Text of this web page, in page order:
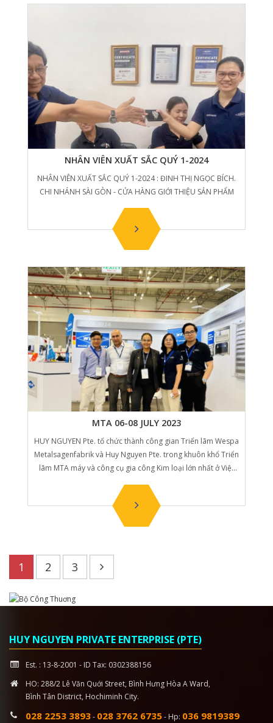
NHÂN VIÊN XUẤT SẮC QUÝ 1-2024
NHÂN VIÊN XUẤT SẮC QUÝ 1-2024 : ĐINH THỊ NGỌC BÍCH.
CHI NHÁNH SÀI GÒN - CỬA HÀNG GIỚI THIỆU SẢN PHẨM
MTA 06-08 JULY 2023
HUY NGUYEN Pte. tổ chức thành công gian Triển lãm Wespa
Metalsagenfabrik và Huy Nguyen Pte. trong khuôn khổ Triển
lãm MTA máy và công cụ gia công Kim loại lớn nhất ở Việt
1 2 3
HUY NGUYEN PRIVATE ENTERPRISE (PTE)
Est. : 13-8-2001 - ID Tax: 0302388156
HO: 288/2 Lê Văn Quới Street, Bình Hưng Hòa A Ward,
Bình Tân District, Hochiminh City.
028 2253 3893- 028 3762 6735- Hp: 036 9819389